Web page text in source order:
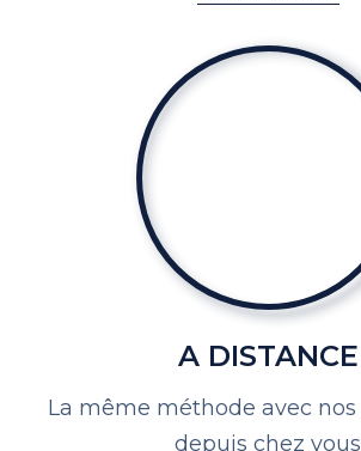
A DISTANCE
La même méthode avec nos
depuis chez vous